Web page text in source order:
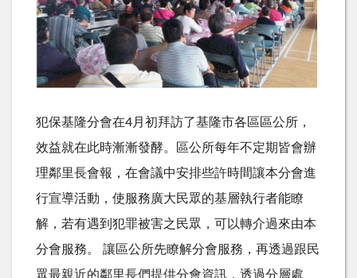
犯保基隆分會在4月初拜訪了基隆市各區區公所，
效益就在此時漸漸發酵。區公所每年不定期皆會辦
理鄰里長會報，在會議中安排些許時間讓本分會進
行宣導活動，使服務廣大民眾的基層執行者能瞭
解，若有遇到犯罪被害之民眾，可以轉介過來由本
分會服務。 讓區公所先瞭解分會服務，再透過跟民
眾最親近的鄰里長們提供分會資訊，透過分層處